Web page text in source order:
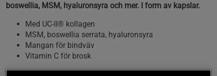
boswellia, MSM, hyaluronsyra och mer. I form av kapslar.
Med UC-II® kollagen
MSM, boswellia serrata, hyaluronsyra
Mangan för bindväv
Vitamin C för brosk